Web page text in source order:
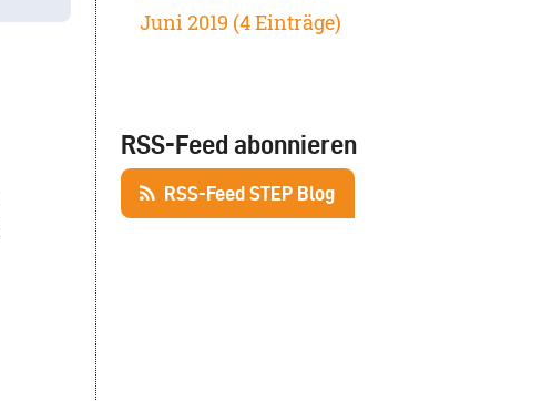
Juni 2019 (4 Einträge)
RSS-Feed abonnieren
RSS-Feed STEP Blog